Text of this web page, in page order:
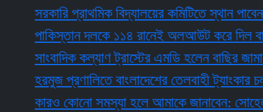
সরকারি প্রাথমিক বিদ্যালয়ের কমিটিতে স্থান পাবেন যারা
পাকিস্তান দলকে ১১৪ রানেই অলআউট করে দিল
সাংবাদিক কল্যাণ ট্রাস্টের এমডি হলেন বাছির জামাল
হরমুজ প্রণালিতে বাংলাদেশের তেলবাহী ট্যাংকার চলাচলে
কারও কোনো সমস্যা হলে আমাকে জানাবেন: সোহেল